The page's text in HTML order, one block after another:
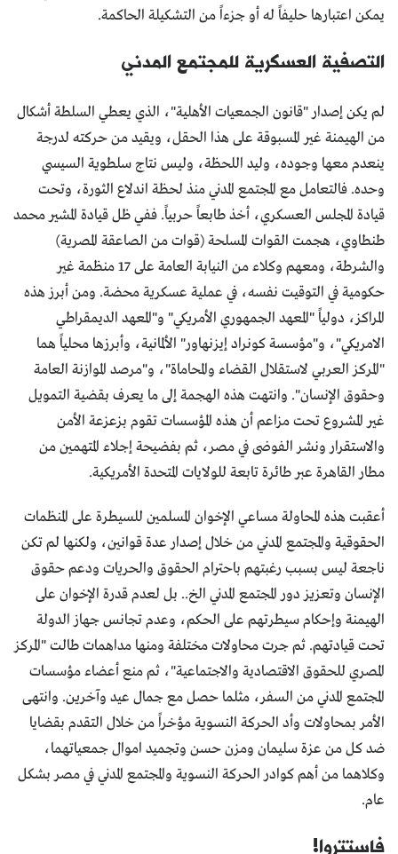
يمكن اعتبارها حليفاً له أو جزءاً من التشكيلة الحاكمة.
التصفية العسكرية للمجتمع المدني
لم يكن إصدار "قانون الجمعيات الأهلية"، الذي يعطي السلطة أشكال
من الهيمنة غير المسبوقة على هذا الحقل، ويقيد من حركته لدرجة
ينعدم معها وجوده، وليد اللحظة، وليس نتاج سلطوية السيسي
وحده. فالتعامل مع المجتمع المدني منذ لحظة اندلاع الثورة، وتحت
قيادة المجلس العسكري، أخذ طابعاً حربياً. ففي ظل قيادة المشير محمد
طنطاوي، هجمت القوات المسلحة (قوات من الصاعقة المصرية)
والشرطة، ومعهم وكلاء من النيابة العامة على 17 منظمة غير
حكومية في التوقيت نفسه، في عملية عسكرية محضة. ومن أبرز هذه
المراكز، دولياً "المعهد الجمهوري الأمريكي" و"المعهد الديمقراطي
الامريكي"، و"مؤسسة كونراد إيزنهاور" الألمانية، وأبرزها محلياً هما
"المركز العربي لاستقلال القضاء والمحاماة"، و"مرصد الموازنة العامة
وحقوق الإنسان". وانتهت هذه الهجمة إلى ما يعرف بقضية التمويل
غير المشروع تحت مزاعم أن هذه المؤسسات تقوم بزعزعة الأمن
والاستقرار ونشر الفوضى في مصر، ثم بفضيحة إجلاء المتهمين من
مطار القاهرة عبر طائرة تابعة للولايات المتحدة الأمريكية.
أعقبت هذه المحاولة مساعي الإخوان المسلمين للسيطرة على المنظمات
الحقوقية والمجتمع المدني من خلال إصدار عدة قوانين، ولكنها لم تكن
ناجعة ليس بسبب رغبتهم باحترام الحقوق والحريات ودعم حقوق
الإنسان وتعزيز دور المجتمع المدني الخ.. بل لعدم قدرة الإخوان على
الهيمنة وإحكام سيطرتهم على الحكم، وعدم تجانس جهاز الدولة
تحت قيادتهم. ثم جرت محاولات مختلفة ومنها مداهمات طالت "المركز
المصري للحقوق الاقتصادية والاجتماعية"، ثم منع أعضاء مؤسسات
المجتمع المدني من السفر، مثلما حصل مع جمال عيد وآخرين. وانتهى
الأمر بمحاولات وأد الحركة النسوية مؤخراً من خلال التقدم بقضايا
ضد كل من عزة سليمان ومزن حسن وتجميد اموال جمعياتهما،
وكلاهما من أهم كوادر الحركة النسوية والمجتمع المدني في مصر بشكل
عام.
فاستتروا!